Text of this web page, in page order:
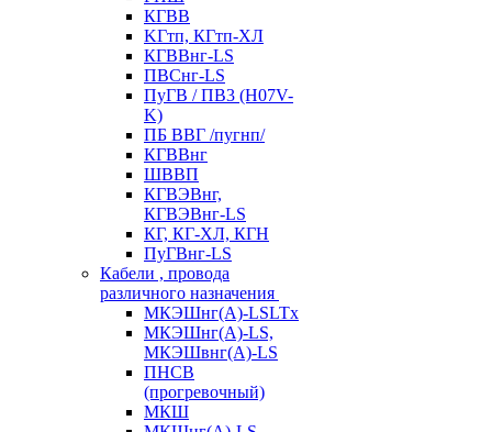
КГВВ
KГтп, КГтп-ХЛ
КГВВнг-LS
ПВСнг-LS
ПуГВ / ПВ3 (H07V-
K)
ПБ ВВГ /пугнп/
КГВВнг
ШВВП
КГВЭВнг,
КГВЭВнг-LS
КГ, КГ-ХЛ, КГН
ПуГВнг-LS
Кабели , провода
различного назначения
МКЭШнг(А)-LSLTx
МКЭШнг(А)-LS,
МКЭШвнг(А)-LS
ПНСВ
(прогревочный)
МКШ